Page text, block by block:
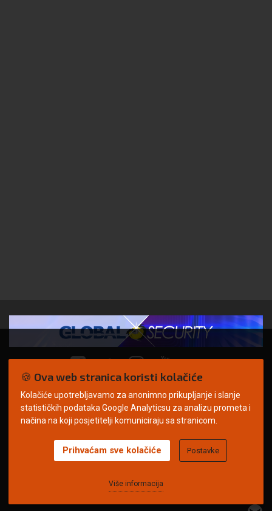
© Copyright 2026. | ARILEO
Uvjeti korištenja Politika privatnosti
Impressum
🍪 Ova web stranica koristi kolačiće
Kolačiće upotrebljavamo za anonimno prikupljanje i slanje
statističkih podataka Google Analyticsu za analizu prometa i
načina na koji posjetitelji komuniciraju sa stranicom.
Više informacija
Prihvaćam sve kolačiće Postavke